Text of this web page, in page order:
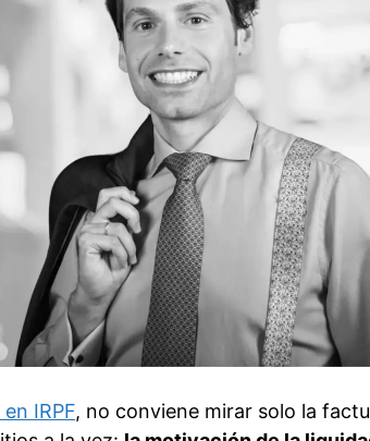
IRPF, no conviene mirar solo la